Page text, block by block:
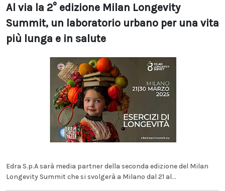
Al via la 2° edizione Milan Longevity
Summit, un laboratorio urbano per una vita
più lunga e in salute
Edra S.p.A sarà media partner della seconda edizione del Milan
Longevity Summit che si svolgerà a Milano dal 21 al...